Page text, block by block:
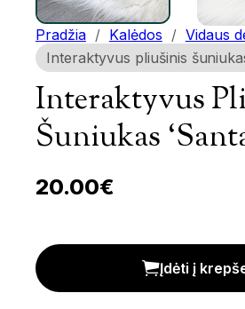
Pradžia / Kalėdos / Vidaus
Interaktyvus pliušinis
Interaktyvus
Šuniukas
20.00€
Interaktyvus pliušinis šuniukas
Įdėti į